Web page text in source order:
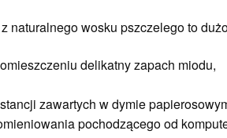
naturalnego wosku pszczelego to
delikatny zapach miodu,
zawartych w dymie
pochodzącego od